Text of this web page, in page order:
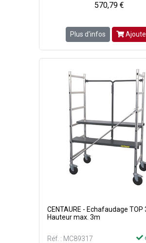
570,79 €
Plus d'infos
CENTAURE - Echafaudage TOP
Hauteur max. 3m
Réf. : MC89317